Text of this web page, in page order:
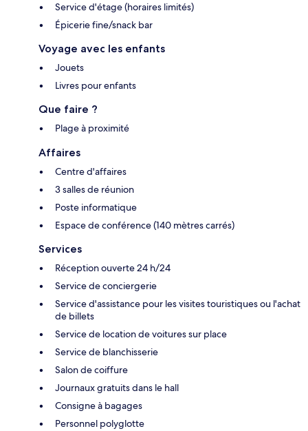
Service d'étage (horaires limités)
Épicerie fine/snack bar
Voyage avec les enfants
Jouets
Livres pour enfants
Que faire ?
Plage à proximité
Affaires
Centre d'affaires
3 salles de réunion
Poste informatique
Espace de conférence (140 mètres carrés)
Services
Réception ouverte 24 h/24
Service de conciergerie
Service d'assistance pour les visites touristiques ou l'achat
de billets
Service de location de voitures sur place
Service de blanchisserie
Salon de coiffure
Journaux gratuits dans le hall
Consigne à bagages
Personnel polyglotte